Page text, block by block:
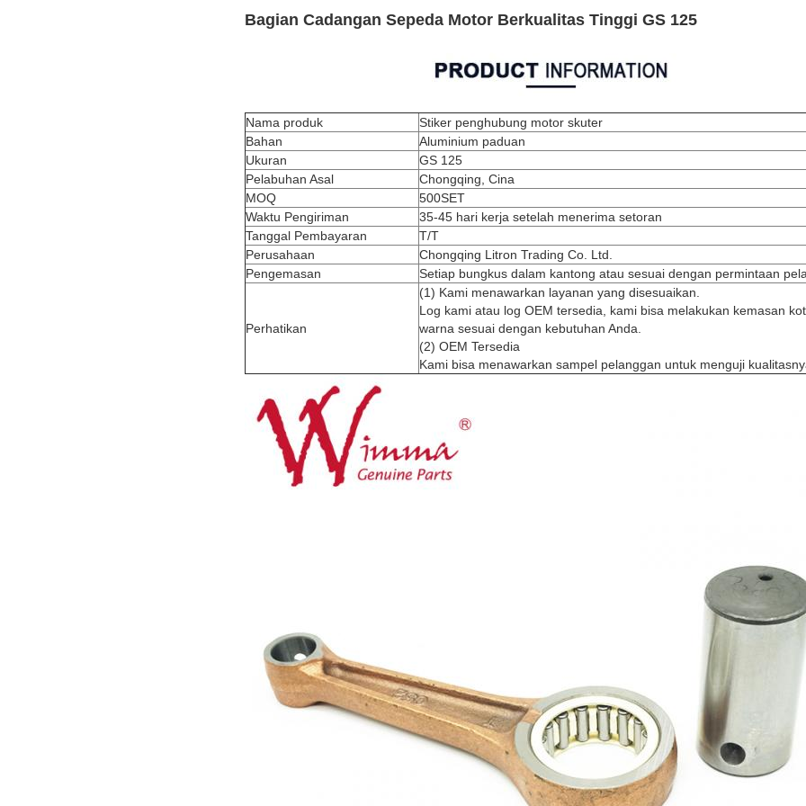
Bagian Cadangan Sepeda Motor Berkualitas Tinggi GS 125
Nama produk
Stiker penghubung motor skuter
Bahan
Aluminium paduan
Ukuran
GS 125
Pelabuhan Asal
Chongqing, Cina
MOQ
500SET
Waktu Pengiriman
35-45 hari kerja setelah menerima setoran
Tanggal Pembayaran
T/T
Perusahaan
Chongqing Litron Trading Co. Ltd.
Pengemasan
Setiap bungkus dalam kantong atau sesuai dengan permintaan
Perhatikan
(1) Kami menawarkan layanan yang disesuaikan.
Log kami atau log OEM tersedia, kami bisa melakukan kemasan
warna sesuai dengan kebutuhan Anda.
(2) OEM Tersedia
Kami bisa menawarkan sampel pelanggan untuk menguji